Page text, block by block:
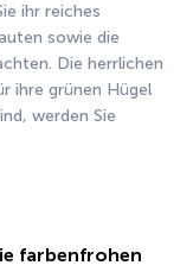
ihr reiches
sowie die
Die herrlichen
ihre grünen Hügel
werden Sie
farbenfrohen